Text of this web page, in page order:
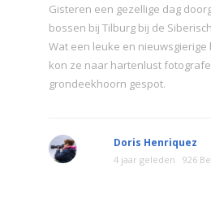
Gisteren een gezellige dag
bossen bij Tilburg bij de
Wat een leuke en nieuwsgierige
kon ze naar hartenlust
grondeekhoorn gespot.
Doris Henriquez
4 jaar geleden 926